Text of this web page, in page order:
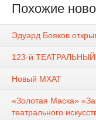
Похожие
Эдуард Бояков
123-й
Новый МХАТ
«Золотая Маска»
театрального